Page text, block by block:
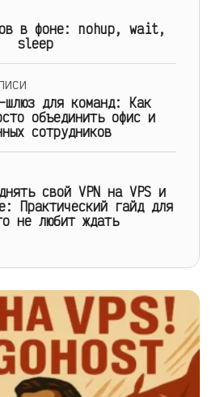
в фоне: nohup, wait,
sleep
шлюз для команд: Как
объединить офис и
сотрудников
свой VPN на VPS и
Практический гайд для
не любит ждать